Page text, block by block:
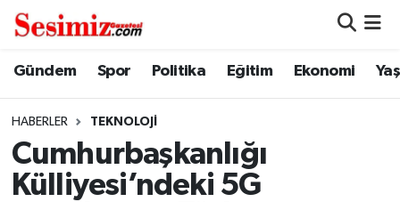
Gündem Spor Politika Eğitim Ekonomi
HABERLER TEKNOLOJI
Cumhurbaşkanlığı
Külliyesi’ndeki 5G
Dünya
Ekonomi
Nöbetçi Eczaneler
Namaz Vakitleri